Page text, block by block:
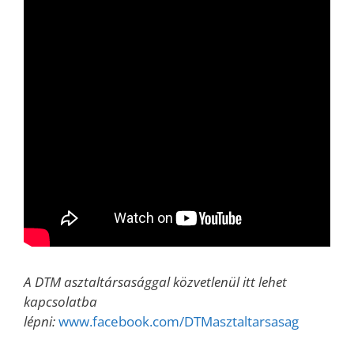
A DTM asztaltársasággal közvetlenül itt lehet
kapcsolatba
lépni:www.facebook.com/DTMasztaltarsasag